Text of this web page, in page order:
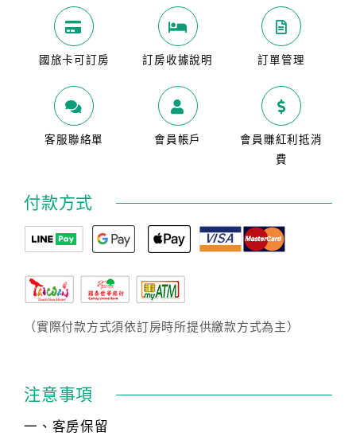
國旅卡可訂房 訂房收據說明 訂單管理
客服聯絡單 會員帳戶
會員賺紅利抵消
費
付款方式
（實際付款方式須依訂房時所提供繳款方式為主）
注意事項
一、客房保留